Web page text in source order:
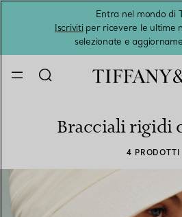
Entra nel mondo di
Iscrivitiper ricevere le ultime
selezionate e
Bracciali rigidi
4 PRODOTTI